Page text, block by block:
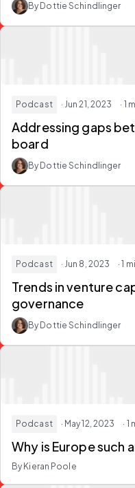
By Dottie Schindlinger
Podcast · Jun 21, 2023 · 1
Addressing gaps
board
By Dottie Schindlinger
Podcast · Jun 8, 2023 · 1
Trends in venture
governance
By Dottie Schindlinger
Podcast · May 12, 2023 ·
Why is Europe such
By Kieran Poole